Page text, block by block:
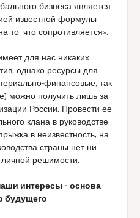
бизнеса является
известной формулы
то, что сопротивляется».
для нас никаких
однако ресурсы для
финансовые, так
можно получить лишь за
России. Провести ее
клана в руководстве
в неизвестность, на
страны нет ни
решимости.
интересы – основа
будущего